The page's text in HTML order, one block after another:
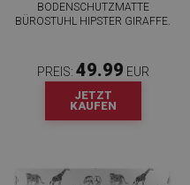
BODENSCHUTZMATTE
BÜROSTUHL HIPSTER GIRAFFE.
PREIS: 49.99 EUR
JETZT
KAUFEN